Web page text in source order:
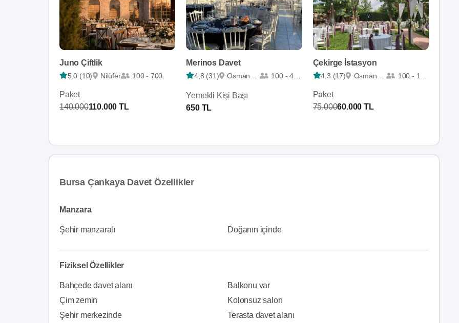
Juno Çiftlik
5,0 (10) Nilüfer 100 - 700
Paket
140.000110.000 TL
Merinos Davet
4,8 (31) Osmangazi 100 - 4500
Yemekli Kişi Başı
650 TL
Çekirge İstasyon
4,3 (17) Osmangazi 100 - 1000
Paket
75.00060.000 TL
Bursa Çankaya Davet Özellikler
Manzara
Şehir manzaralı Doğanın içinde
Fiziksel Özellikler
Bahçede davet alanı
Balkonu var
Çim zemin
Kolonsuz salon
Şehir merkezinde
Terasta davet alanı